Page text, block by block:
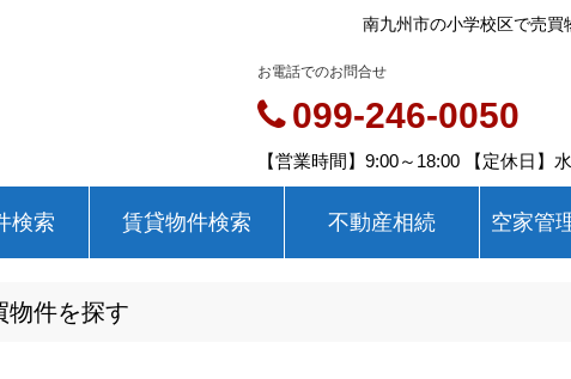
南九州市の小学校区で売
お電話でのお問合せ
099-246-0050
【営業時間】9:00～18:00 【定休日】
検索 賃貸物件検索 不動産相続 空家管
物件を探す